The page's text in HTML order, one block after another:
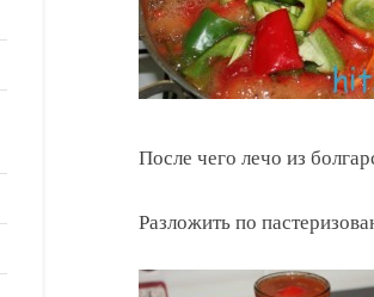
После чего лечо из
Разложить по